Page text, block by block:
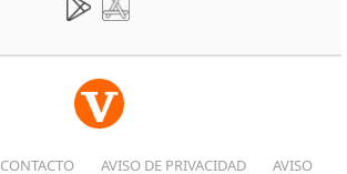
CONTACTO AVISO DE PRIVACIDAD AVISO